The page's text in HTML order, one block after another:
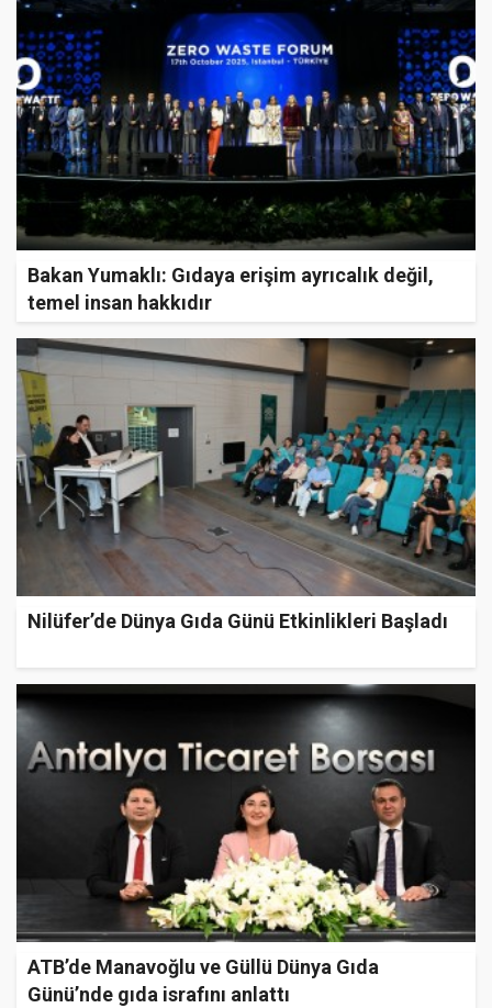
Bakan Yumaklı: Gıdaya erişim ayrıcalık değil,
temel insan hakkıdır
Nilüfer’de Dünya Gıda Günü Etkinlikleri Başladı
ATB’de Manavoğlu ve Güllü Dünya Gıda
Günü’nde gıda israfını anlattı